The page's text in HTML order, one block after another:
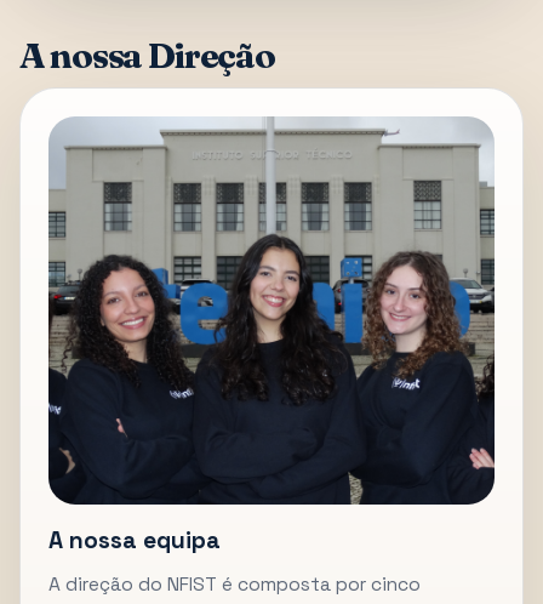
A nossa Direção
A nossa equipa
A direção do NFIST é composta por cinco